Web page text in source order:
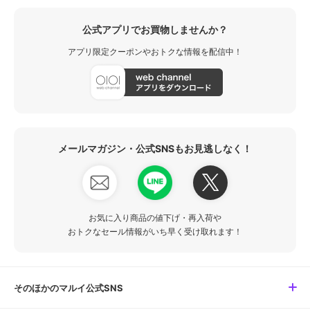
公式アプリでお買物しませんか？
アプリ限定クーポンやおトクな情報を配信中！
メールマガジン・公式SNSもお見逃しなく！
お気に入り商品の値下げ・再入荷や
おトクなセール情報がいち早く受け取れます！
そのほかのマルイ公式SNS